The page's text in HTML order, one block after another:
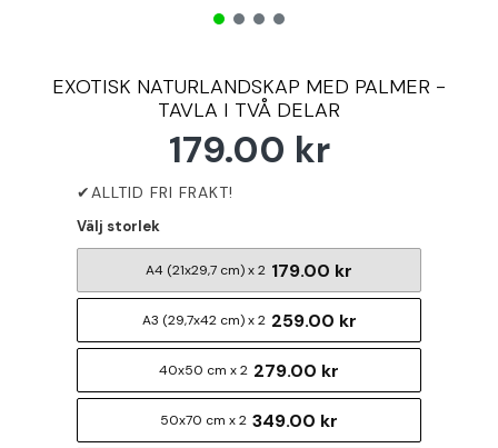
EXOTISK NATURLANDSKAP MED PALMER -
TAVLA I TVÅ DELAR
179.00 kr
Välj storlek
A4 (21x29,7 cm) x 2 179.00 kr
A3 (29,7x42 cm) x 2 259.00 kr
40x50 cm x 2 279.00 kr
50x70 cm x 2 349.00 kr